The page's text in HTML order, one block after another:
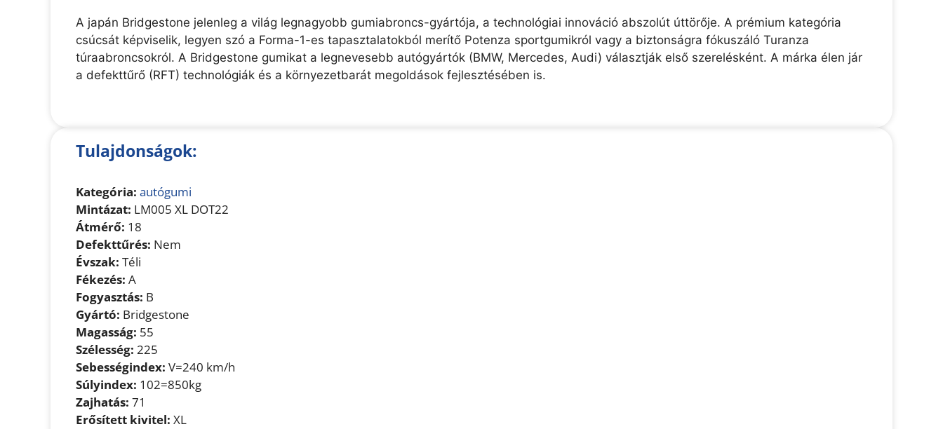
A japán Bridgestone jelenleg a világ legnagyobb gumiabroncs-gyártója, a technológiai innováció abszolút úttörője. A prémium kategória
csúcsát képviselik, legyen szó a Forma-1-es tapasztalatokból merítő Potenza sportgumikról vagy a biztonságra fókuszáló Turanza
túraabroncsokról. A Bridgestone gumikat a legnevesebb autógyártók (BMW, Mercedes, Audi) választják első szerelésként. A márka élen jár
a defekttűrő (RFT) technológiák és a környezetbarát megoldások fejlesztésében is.
Tulajdonságok:
Kategória: autógumi
Mintázat: LM005 XL DOT22
Átmérő: 18
Defekttűrés: Nem
Évszak: Téli
Fékezés: A
Fogyasztás: B
Gyártó: Bridgestone
Magasság: 55
Szélesség: 225
Sebességindex: V=240 km/h
Súlyindex: 102=850kg
Zajhatás: 71
Erősített kivitel: XL